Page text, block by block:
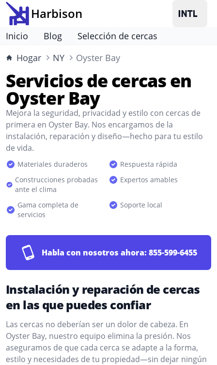
Harbison
Inicio Blog
Selección de cercas
Hogar
NY Oyster Bay
Servicios de cercas en
Oyster Bay
Mejora la seguridad, privacidad y estilo con cercas de
primera en Oyster Bay. Nos encargamos de la
instalación, reparación y diseño—hecho para tu estilo
de vida.
Materiales duraderos
Respuesta rápida
Construcciones probadas
ante el clima
Expertos amables
Gama completa de
servicios
Soporte local
Habla con nosotros ahora: 855-599-6455
Instalación y reparación de cercas
en las que puedes confiar
Las cercas no deberían ser un dolor de cabeza. En
Oyster Bay, nuestro equipo elimina la presión. Nos
aseguramos de que cada cerca se adapte a la forma,
estilo y necesidades de tu propiedad—sin dejar ningún